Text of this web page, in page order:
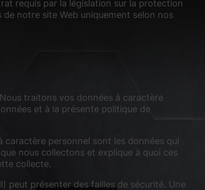
requis par la législation sur la protection
notre site Web uniquement selon nos
traitons vos données à caractère
et à la présente politique de
caractère personnel sont les données qui
nous collectons et explique à quoi ces
collecte.
peut présenter des failles de sécurité. Une